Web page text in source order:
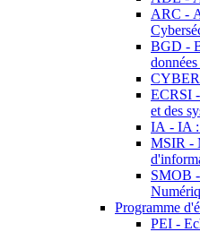
ARC -
BGD -
ECRSI
et des
IA - IA :
MSIR -
SMOB
Programme
PEI -